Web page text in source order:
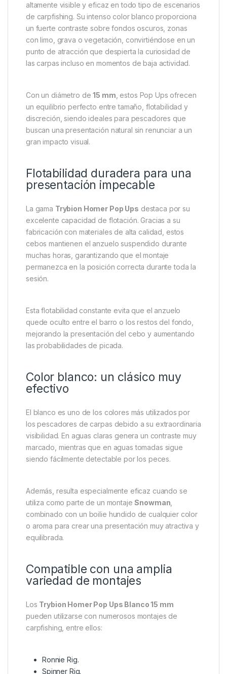
altamente visible y eficaz en todo tipo de escenarios
de carpfishing. Su intenso color blanco proporciona
un fuerte contraste sobre fondos oscuros, zonas
con limo, grava o vegetación, convirtiéndose en un
punto de atracción que despierta la curiosidad de
las carpas incluso en momentos de baja actividad.
Con un diámetro de15 mm , estos Pop Ups ofrecen
un equilibrio perfecto entre tamaño, flotabilidad y
discreción, siendo ideales para pescadores que
buscan una presentación natural sin renunciar a un
gran impacto visual.
Flotabilidad duradera para una
presentación impecable
La gama Trybion Homer Pop Ups destaca por su
excelente capacidad de flotación. Gracias a su
fabricación con materiales de alta calidad, estos
cebos mantienen el anzuelo suspendido durante
muchas horas, garantizando que el montaje
permanezca en la posición correcta durante toda la
sesión.
Esta flotabilidad constante evita que el anzuelo
quede oculto entre el barro o los restos del fondo,
mejorando la presentación del cebo y aumentando
las probabilidades de picada.
Color blanco: un clásico muy
efectivo
El blanco es uno de los colores más utilizados por
los pescadores de carpas debido a su extraordinaria
visibilidad. En aguas claras genera un contraste muy
marcado, mientras que en aguas tomadas sigue
siendo fácilmente detectable por los peces.
Además, resulta especialmente eficaz cuando se
utiliza como parte de un montajeSnowman
combinado con un boilie hundido de cualquier color
o aroma para crear una presentación muy atractiva y
equilibrada.
Compatible con una amplia
variedad de montajes
Los Trybion Homer Pop Ups Blanco 15 mm
pueden utilizarse con numerosos montajes de
carpfishing, entre ellos:
Ronnie Rig.
Spinner Rig.